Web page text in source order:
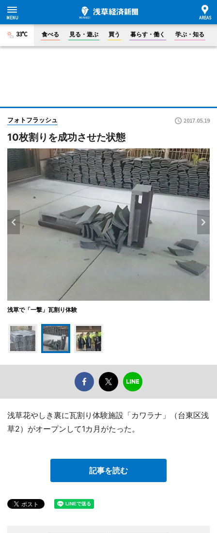
33°C 食べる 見る・遊ぶ 買う 暮らす・働く 学ぶ・知る
フォトフラッシュ 2017.05.19
10枚割りを成功させた状態
浅草で「一撃」瓦割り体験
浅草花やしき裏に瓦割り体験施設「カワラナ」（台東区浅
草2）がオープンして1カ月がたった。
記事を読む